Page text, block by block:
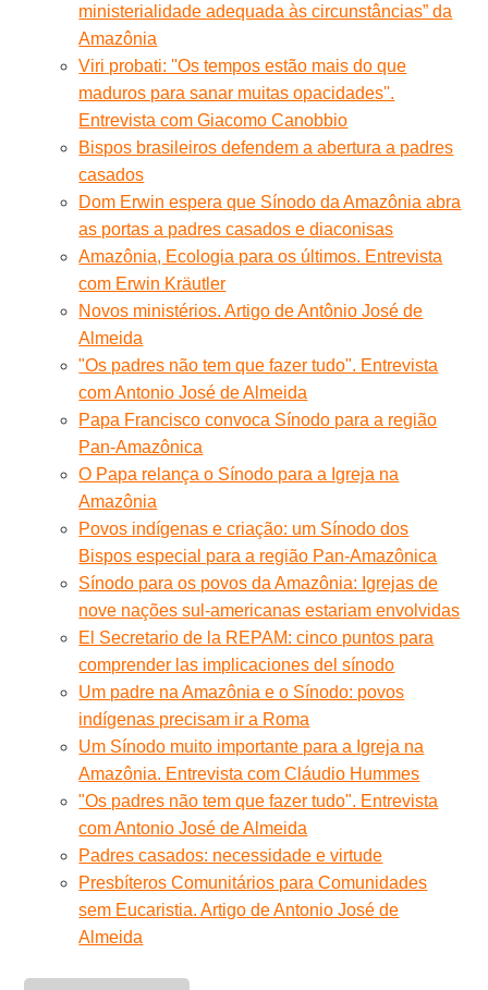
ministerialidade adequada às circunstâncias” da
Amazônia
Viri probati: ''Os tempos estão mais do que
maduros para sanar muitas opacidades''.
Entrevista com Giacomo Canobbio
Bispos brasileiros defendem a abertura a padres
casados
Dom Erwin espera que Sínodo da Amazônia abra
as portas a padres casados e diaconisas
Amazônia, Ecologia para os últimos. Entrevista
com Erwin Kräutler
Novos ministérios. Artigo de Antônio José de
Almeida
"Os padres não tem que fazer tudo". Entrevista
com Antonio José de Almeida
Papa Francisco convoca Sínodo para a região
Pan-Amazônica
O Papa relança o Sínodo para a Igreja na
Amazônia
Povos indígenas e criação: um Sínodo dos
Bispos especial para a região Pan-Amazônica
Sínodo para os povos da Amazônia: Igrejas de
nove nações sul-americanas estariam envolvidas
El Secretario de la REPAM: cinco puntos para
comprender las implicaciones del sínodo
Um padre na Amazônia e o Sínodo: povos
indígenas precisam ir a Roma
Um Sínodo muito importante para a Igreja na
Amazônia. Entrevista com Cláudio Hummes
"Os padres não tem que fazer tudo". Entrevista
com Antonio José de Almeida
Padres casados: necessidade e virtude
Presbíteros Comunitários para Comunidades
sem Eucaristia. Artigo de Antonio José de
Almeida